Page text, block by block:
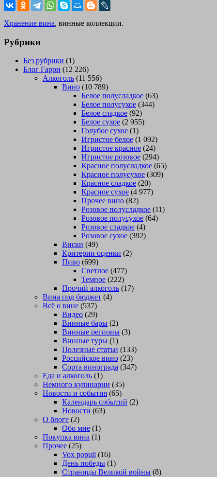
Хранение вина, винные коллекции.
Рубрики
Без рубрики (1)
Блог Гарри (12 226)
Алкоголь (11 556)
Вино (10 789)
Белое полусладкое (63)
Белое полусухое (344)
Белое сладкое (92)
Белое сухое (2 955)
Голубое сухое (1)
Игристое белое (1 092)
Игристое красное (24)
Игристое розовое (294)
Красное полусладкое (65)
Красное полусухое (309)
Красное сладкое (20)
Красное сухое (4 977)
Прочее вино (82)
Розовое полусладкое (11)
Розовое полусухое (64)
Розовое сладкое (4)
Розовое сухое (392)
Виски (49)
Критерии оценки (2)
Пиво (699)
Светлое (477)
Темное (222)
Прочий алкоголь (17)
Вина под бюджет (4)
Всё о вине (537)
Видео (29)
Винные бары (2)
Винные регионы (3)
Винные туры (1)
Полезные статьи (133)
Российское вино (23)
Сорта винограда (347)
Еда и алкоголь (1)
Немного кулинарии (35)
Новости и события (65)
Календарь событий (2)
Новости (63)
О блоге (2)
Обо мне (1)
Покупка вина (1)
Прочее (25)
Vox populi (16)
День победы (1)
Страницы Великой войны (8)